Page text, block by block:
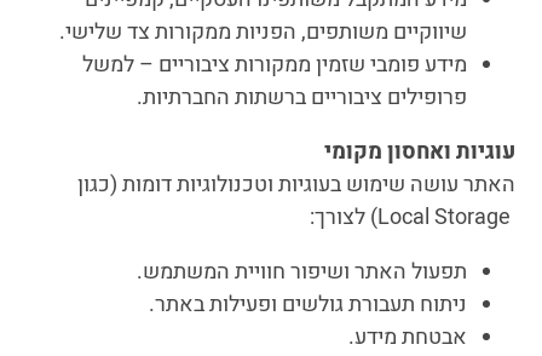
שיווקיים משותפים, הפניות ממקורות צד שלישי.
מידע פומבי שזמין ממקורות ציבוריים – למשל
פרופילים ציבוריים ברשתות החברתיות.
עוגיות ואחסון מקומי
האתר עושה שימוש בעוגיות וטכנולוגיות דומות (כגון
תפעול האתר ושיפור חוויית המשתמש.
ניתוח תעבורת גולשים ופעילות באתר.
אבטחת מידע.